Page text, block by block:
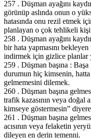
257 . Düşman ayağını
görünüp aslında onun o
hatasında onu rezil etmek
planlayan o çok tehlikeli
258 . Düşman ayağını
bir hata yapmasını
indirmek için gizlice planlar
259 . Düşman başına :
durumun hiç kimsenin, hatta
gelmemesini dilemek.
260 . Düşman başına
trafik kazasının veya doğal
kimseye göstermesin”
261 . Düşman başına
acısının veya felaketin
dileyen en derin temenni.